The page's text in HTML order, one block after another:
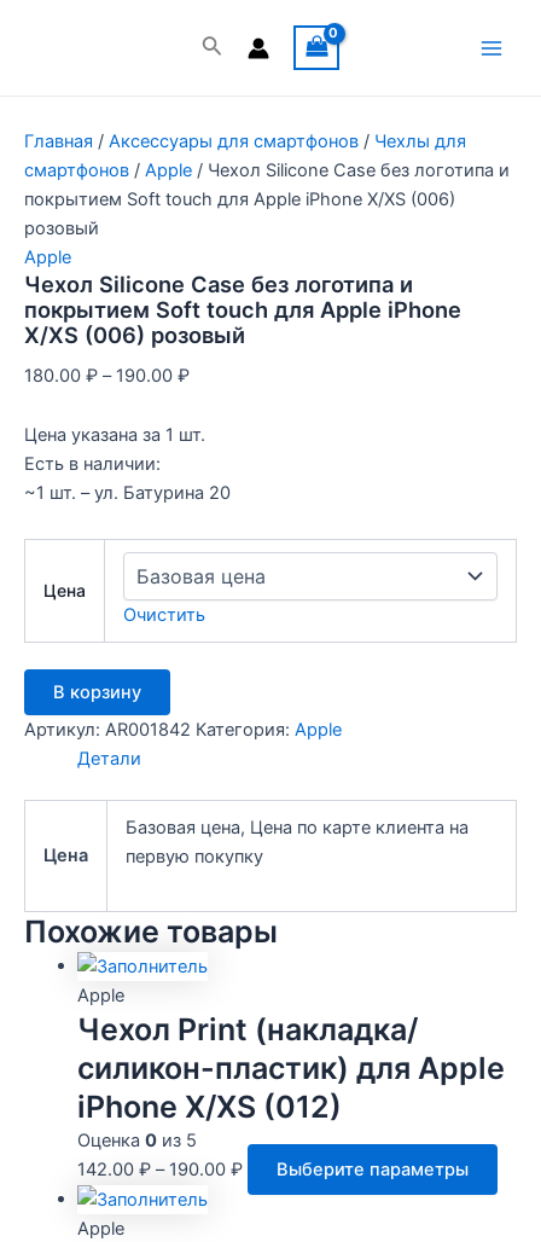
Поиск
Главная / Аксессуары для смартфонов / Чехлы для
смартфонов / Apple / Чехол Silicone Case без логотипа и
покрытием Soft touch для Apple iPhone X/XS (006)
розовый
Apple
Чехол Silicone Case без логотипа и
покрытием Soft touch для Apple iPhone
X/XS (006) розовый
180.00 ₽ – 190.00 ₽
Цена указана за 1 шт.
Есть в наличии:
~1 шт. – ул. Батурина 20
Цена
Очистить
Количество
товара
Чехол
Silicone
без
touch
для
Apple
розовый
В корзину
Артикул: AR001842 Категория: Apple
Детали
Цена
Базовая цена, Цена по карте клиента на
первую покупку
Похожие товары
Apple
Чехол Print (накладка/
силикон-пластик) для Apple
iPhone X/XS (012)
Оценка 0из 5
142.00 ₽–190.00 ₽ Выберите параметры
Apple